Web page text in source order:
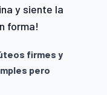
y siente la
forma!
firmes y
pero